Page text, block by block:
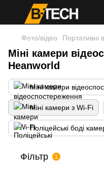
Фото/відео Портативні
Міні камери
Heanworld
Міні камери
Міні камери з Wi-Fi
Поліцейські боді
Фільтр 1